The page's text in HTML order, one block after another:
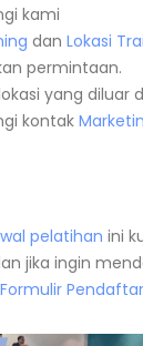
kami
dan Lokasi
permintaan.
yang diluar
kontak
pelatihan ini
jika ingin
Formulir